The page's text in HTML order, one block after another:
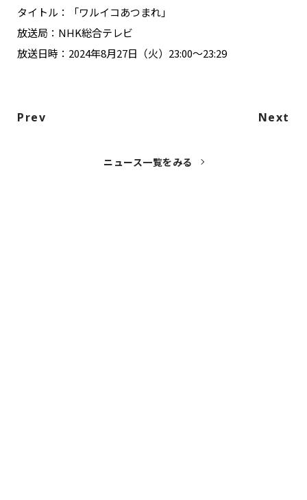
タイトル：「ワルイコあつまれ」
放送局：NHK総合テレビ
放送日時：2024年8月27日（火）23:00～23:29
Prev Next
ニュース一覧をみる